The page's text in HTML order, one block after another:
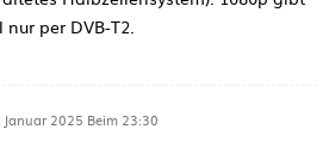
per DVB-T2.
Januar 2025 Beim 23:30